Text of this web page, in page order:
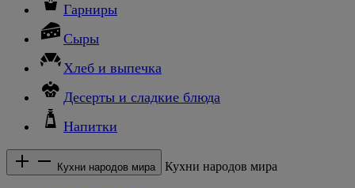
Гарниры
Сыры
Хлеб и выпечка
Десерты и сладкие блюда
Напитки
Кухни народов мира Кухни народов мира